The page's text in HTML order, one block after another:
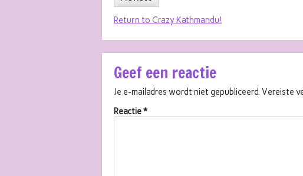
Return to Crazy Kathmandu!
Geef een reactie
Je e-mailadres wordt niet gepubliceerd. Vereiste
Reactie*